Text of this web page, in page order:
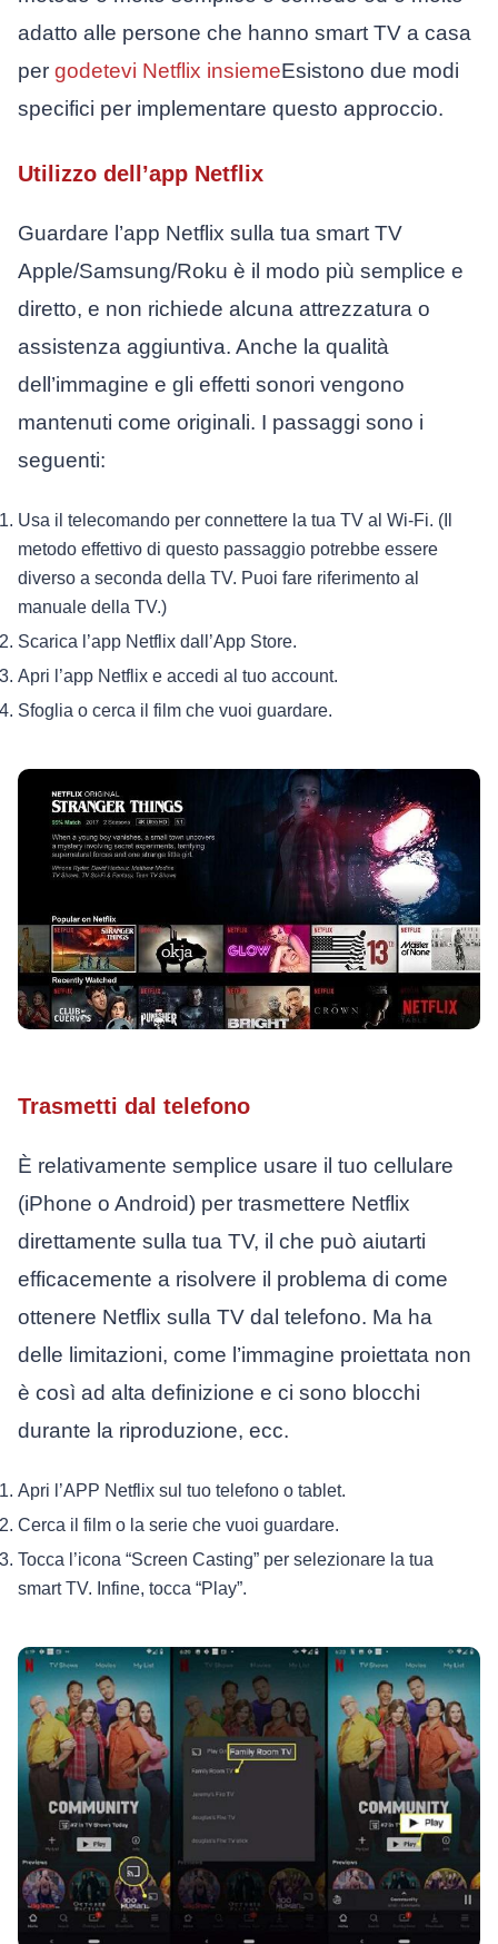
adatto alle persone che hanno smart TV a casa
per godetevi Netflix insiemeEsistono due modi
specifici per implementare questo approccio.
Utilizzo dell’app Netflix
Guardare l’app Netflix sulla tua smart TV
Apple/Samsung/Roku è il modo più semplice e
diretto, e non richiede alcuna attrezzatura o
assistenza aggiuntiva. Anche la qualità
dell’immagine e gli effetti sonori vengono
mantenuti come originali. I passaggi sono i
seguenti:
Usa il telecomando per connettere la tua TV al Wi-Fi. (Il
metodo effettivo di questo passaggio potrebbe essere
diverso a seconda della TV. Puoi fare riferimento al
manuale della TV.)
Scarica l’app Netflix dall’App Store.
Apri l’app Netflix e accedi al tuo account.
Sfoglia o cerca il film che vuoi guardare.
Trasmetti dal telefono
È relativamente semplice usare il tuo cellulare
(iPhone o Android) per trasmettere Netflix
direttamente sulla tua TV, il che può aiutarti
efficacemente a risolvere il problema di come
ottenere Netflix sulla TV dal telefono. Ma ha
delle limitazioni, come l’immagine proiettata non
è così ad alta definizione e ci sono blocchi
durante la riproduzione, ecc.
Apri l’APP Netflix sul tuo telefono o tablet.
Cerca il film o la serie che vuoi guardare.
Tocca l’icona “Screen Casting” per selezionare la tua
smart TV. Infine, tocca “Play”.